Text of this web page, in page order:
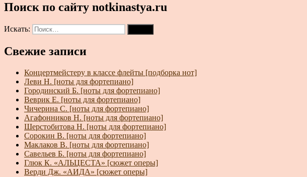
Поиск по сайту notkinastya.ru
Искать:
Свежие записи
Концертмейстеру в классе флейты [подборка нот]
Леви Н. [ноты для фортепиано]
Городинский Б. [ноты для фортепиано]
Веврик Е. [ноты для фортепиано]
Чичерина С. [ноты для фортепиано]
Агафонников Н. [ноты для фортепиано]
Шерстобитова Н. [ноты для фортепиано]
Сорокин В. [ноты для фортепиано]
Маклаков В. [ноты для фортепиано]
Савельев Б. [ноты для фортепиано]
Глюк К. «АЛЬЦЕСТА» [сюжет оперы]
Верди Дж. «АИДА» [сюжет оперы]